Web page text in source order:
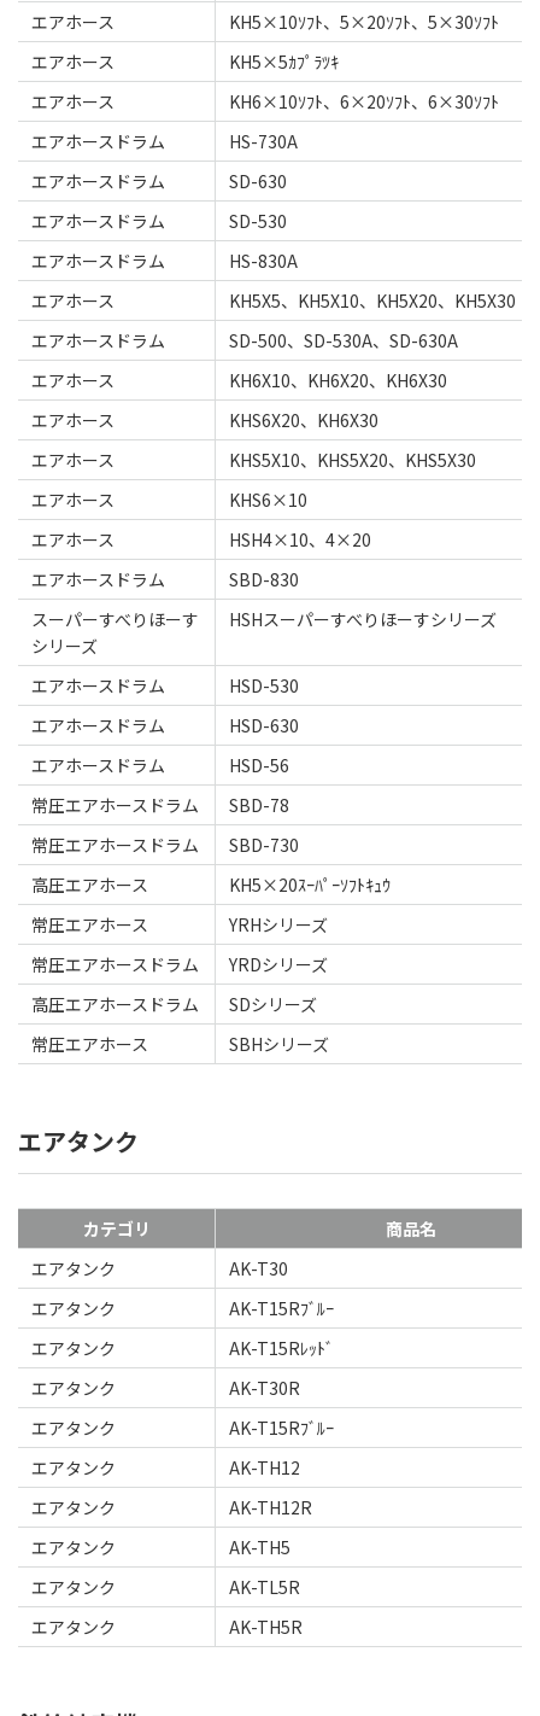
エアホース
KH5×10ｿﾌﾄ、5×20ｿﾌﾄ、5×30ｿﾌﾄ
エアホース
KH5×5ｶﾌﾟﾗﾂｷ
エアホース
KH6×10ｿﾌﾄ、6×20ｿﾌﾄ、6×30ｿﾌﾄ
エアホースドラム
HS-730A
エアホースドラム
SD-630
エアホースドラム
SD-530
エアホースドラム
HS-830A
エアホース
KH5X5、KH5X10、KH5X20、KH5X30
エアホースドラム
SD-500、SD-530A、SD-630A
エアホース
KH6X10、KH6X20、KH6X30
エアホース
KHS6X20、KH6X30
エアホース
KHS5X10、KHS5X20、KHS5X30
エアホース
KHS6×10
エアホース
HSH4×10、4×20
エアホースドラム
SBD-830
スーパーすべりほーす
シリーズ
HSHスーパーすべりほーすシリーズ
エアホースドラム
HSD-530
エアホースドラム
HSD-630
エアホースドラム
HSD-56
常圧エアホースドラム
SBD-78
常圧エアホースドラム
SBD-730
高圧エアホース
KH5×20ｽｰﾊﾟｰｿﾌﾄｷｭｳ
常圧エアホース
YRHシリーズ
常圧エアホースドラム
YRDシリーズ
高圧エアホースドラム
SDシリーズ
常圧エアホース
SBHシリーズ
エアタンク
カテゴリ
商品名
エアタンク
AK-T30
エアタンク
AK-T15Rﾌﾞﾙｰ
エアタンク
AK-T15Rﾚｯﾄﾞ
エアタンク
AK-T30R
エアタンク
AK-T15Rﾌﾞﾙｰ
エアタンク
AK-TH12
エアタンク
AK-TH12R
エアタンク
AK-TH5
エアタンク
AK-TL5R
エアタンク
AK-TH5R